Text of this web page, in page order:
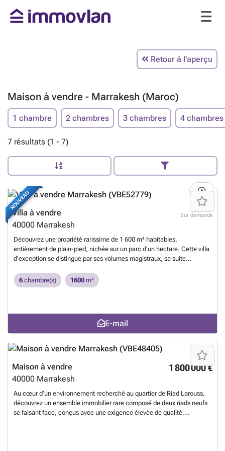
Retour à l'aperçu
Maison à vendre - Marrakesh (Maroc)
1 chambre 2 chambres 3 chambres 4 chambres
7 résultats (1 - 7)
NOUVEAU
Sur demande
Villa à vendre
40000 Marrakesh
Découvrez une propriété rarissime de 1 600 m² habitables,
entièrement de plain-pied, nichée sur un parc d'un hectare. Cette villa
d'exception se distingue par ses volumes magistraux, sa suite
imprenable sur l'Atlas et ses prestations de haute volée, c'est une
opportunité unique sur le marché contemporain de Marrakech...
6 chambre(s) 1600 m²
E-mail
1 800 000 €
Maison à vendre
40000 Marrakesh
Au cœur d’un environnement recherché au quartier de Riad Larouss,
découvrez un ensemble immobilier rare composé de deux riads neufs
se faisant face, conçus avec une exigence élevée de qualité,